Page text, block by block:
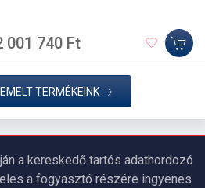
001 740 Ft
TERMÉKEINK
a kereskedő tartós adathordozó
a fogyasztó részére ingyenes